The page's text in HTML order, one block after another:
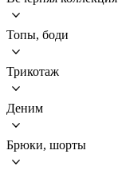
Топы, боди
Трикотаж
Деним
Брюки, шорты